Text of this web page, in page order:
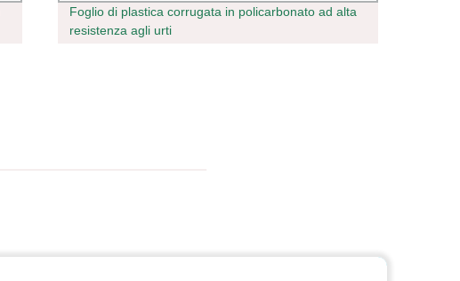
Foglio di plastica corrugata in policarbonato ad alta
resistenza agli urti